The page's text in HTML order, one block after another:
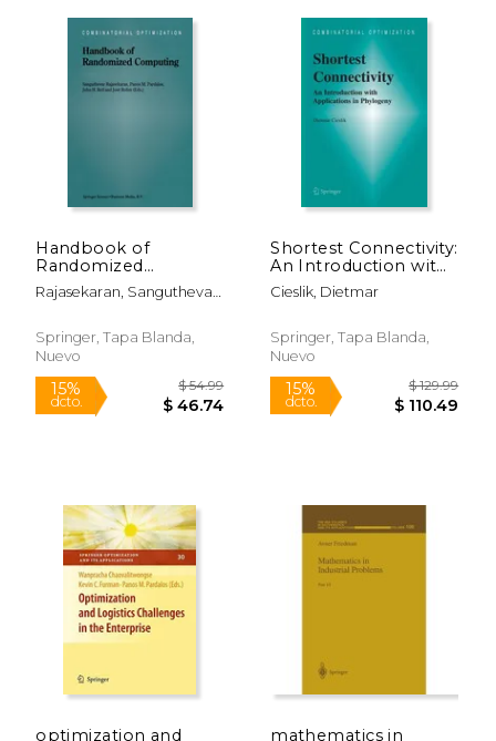
15%
6% 6%
Handbook of
Randomized
Computing: Volume
I/II (en Inglés)
Rajasekaran, Sanguthevar
H.
Springer, Tapa Blanda,
Nuevo
Shortest Connectivity:
An Introduction with
Applications in
Phylogeny (en
Cieslik, Dietmar
Springer, Tapa Blanda,
Nuevo
optimization and mathematics in